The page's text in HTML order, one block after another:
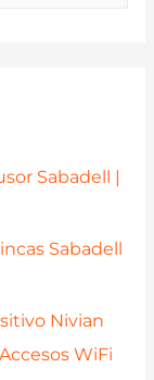
Sabadell |
Sabadell
Nivian
WiFi